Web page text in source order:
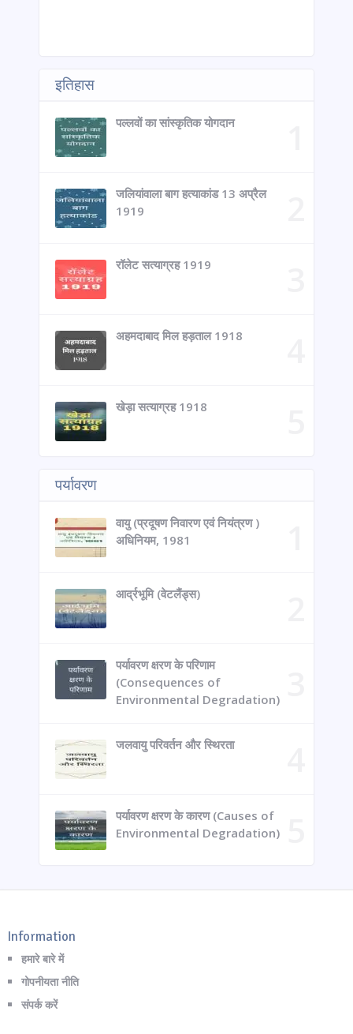
इतिहास
पल्लवों का सांस्कृतिक योगदान
जलियांवाला बाग हत्याकांड 13 अप्रैल
1919
रॉलेट सत्याग्रह 1919
अहमदाबाद मिल हड़ताल 1918
खेड़ा सत्याग्रह 1918
पर्यावरण
वायु (प्रदूषण निवारण एवं नियंत्रण )
अधिनियम, 1981
आर्द्रभूमि (वेटलैंड्स)
पर्यावरण क्षरण के परिणाम
(Consequences of
Environmental Degradation)
जलवायु परिवर्तन और स्थिरता
पर्यावरण क्षरण के कारण (Causes of
Environmental Degradation)
Information
हमारे बारे में
गोपनीयता नीति
संपर्क करें